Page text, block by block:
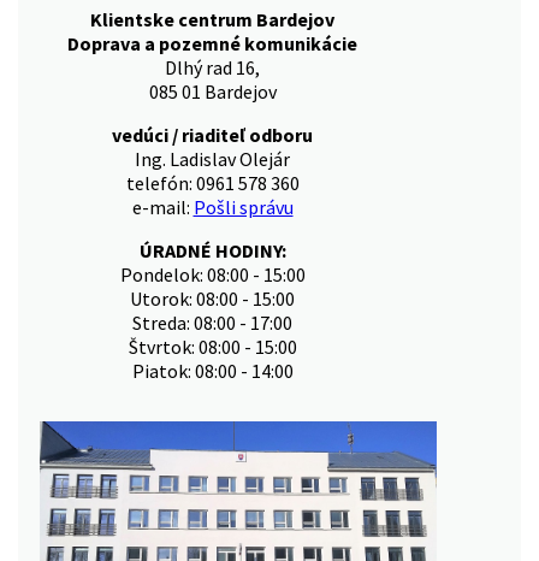
Klientske centrum Bardejov
Doprava a pozemné komunikácie
Dlhý rad 16,
085 01 Bardejov
vedúci / riaditeľ odboru
Ing. Ladislav Olejár
telefón: 0961 578 360
e-mail: Pošli správu
ÚRADNÉ HODINY:
Pondelok: 08:00 - 15:00
Utorok: 08:00 - 15:00
Streda: 08:00 - 17:00
Štvrtok: 08:00 - 15:00
Piatok: 08:00 - 14:00